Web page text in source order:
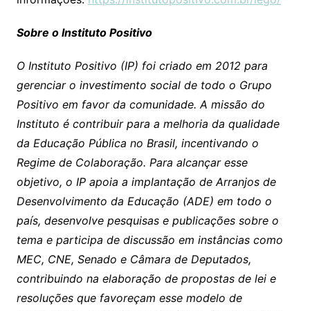
Sobre o Instituto Positivo
O Instituto Positivo (IP) foi criado em 2012 para
gerenciar o investimento social de todo o Grupo
Positivo em favor da comunidade. A missão do
Instituto é contribuir para a melhoria da qualidade
da Educação Pública no Brasil, incentivando o
Regime de Colaboração. Para alcançar esse
objetivo, o IP apoia a implantação de Arranjos de
Desenvolvimento da Educação (ADE) em todo o
país, desenvolve pesquisas e publicações sobre o
tema e participa de discussão em instâncias como
MEC, CNE, Senado e Câmara de Deputados,
contribuindo na elaboração de propostas de lei e
resoluções que favoreçam esse modelo de